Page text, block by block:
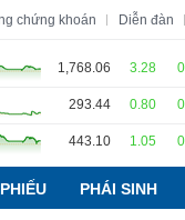
chứng khoán Diễn đàn
1,768.06 3.28
293.44 0.80
443.10 1.05
PHÁI SINH
đạo